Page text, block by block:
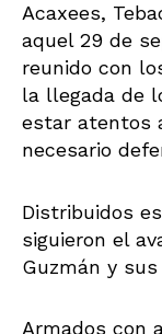
Acaxees,
aquel 29 de
reunido con
la llegada de
estar atentos
necesario
Distribuidos
siguieron el
Guzmán y
Armados con